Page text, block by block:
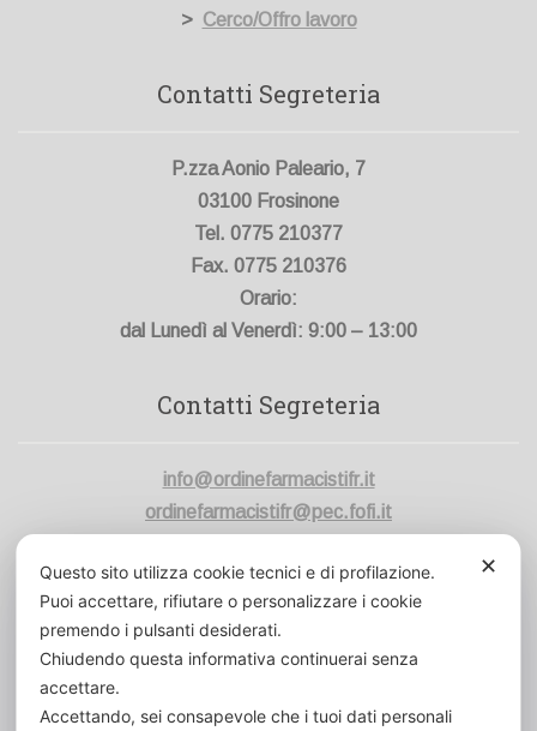
> Cerco/Offro lavoro
Contatti Segreteria
P.zza Aonio Paleario, 7
03100 Frosinone
Tel. 0775 210377
Fax. 0775 210376
Orario:
dal Lunedì al Venerdì: 9:00 – 13:00
Contatti Segreteria
info@ordinefarmacistifr.it
ordinefarmacistifr@pec.fofi.it
Codice Fiscale:
80006420600
Cod. Un. Fatt. Elett.:UFVK43
✕
Questo sito utilizza cookie tecnici e di profilazione.
Puoi accettare, rifiutare o personalizzare i cookie
premendo i pulsanti desiderati.
Chiudendo questa informativa continuerai senza
accettare.
Accettando, sei consapevole che i tuoi dati personali